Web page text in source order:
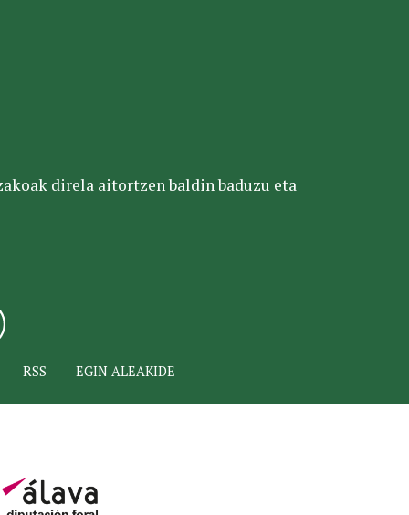
direla aitortzen baldin baduzu eta
RSS EGIN ALEAKIDE